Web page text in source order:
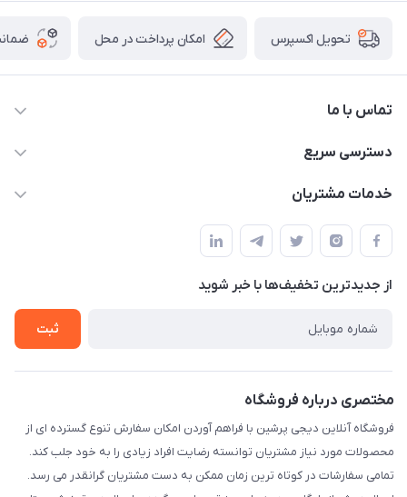
تحویل اکسپرس امکان پرداخت در محل
تماس با ما
09172138137
دسترسی سریع
حساب کاربری
لیست محصولات
درباره ما
خدمات مشتریان
قوانین و مقررات
حریم خصوصی
راهنما
از جدید‌ترین تخفیف‌ها با‌ خبر شوید
ثبت
مختصری درباره فروشگاه
فروشگاه آنلاین دیجی پرشین با فراهم آوردن امکان سفارش تنوع گسترده ای از
محصولات مورد نیاز مشتریان توانسته رضایت افراد زیادی را به خود جلب کند.
تمامی سفارشات در کوتاه ترین زمان ممکن به دست مشتریان گرانقدر می رسد.